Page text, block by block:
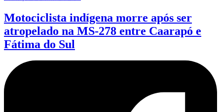
Motociclista indígena morre após ser
atropelado na MS-278 entre Caarapó e
Fátima do Sul